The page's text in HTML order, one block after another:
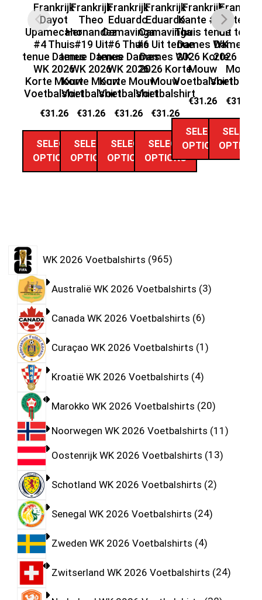
Frankrijk
Dayot
Upamecano
#4 Thuis
tenue Dames
WK 2026
Korte Mouw
Voetbalshirt
€31.26
SELECT
OPTIONS
Frankrijk
Theo
Hernandez
#19 Uit
tenue Dames
WK 2026
Korte Mouw
Voetbalshirt
€31.26
SELECT
OPTIONS
Frankrijk
Eduardo
Camavinga
#6 Thuis
tenue Dames
WK 2026
Korte Mouw
Voetbalshirt
€31.26
SELECT
OPTIONS
Frankrijk
Eduardo
Camavinga
#6 Uit tenue
Dames WK
2026 Korte
Mouw
Voetbalshirt
€31.26
SELECT
OPTIONS
Frankrijk
Kante #13
Thuis tenue
Dames WK
2026 Korte
Mouw
Voetbalshirt
€31.26
SELECT
OPTIONS
Frankrijk
Kante
Uit tenue
Dames
2026
Mouw
€31.26
SELECT
OPTIONS
WK 2026 Voetbalshirts 965
Australië WK 2026 Voetbalshirts 3
Canada WK 2026 Voetbalshirts 6
Curaçao WK 2026 Voetbalshirts 1
Kroatië WK 2026 Voetbalshirts 4
Marokko WK 2026 Voetbalshirts 20
Noorwegen WK 2026 Voetbalshirts 11
Oostenrijk WK 2026 Voetbalshirts 13
Schotland WK 2026 Voetbalshirts 2
Senegal WK 2026 Voetbalshirts 24
Zweden WK 2026 Voetbalshirts 4
Zwitserland WK 2026 Voetbalshirts 24